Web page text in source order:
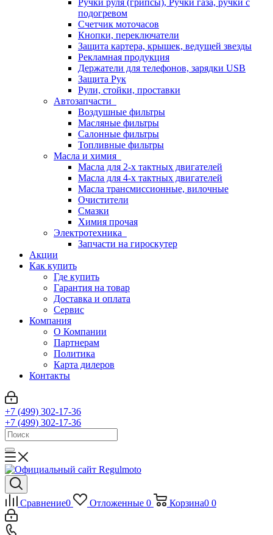
Ручки руля (грипсы), Ручки газа, ручки с
подогревом
Счетчик моточасов
Кнопки, переключатели
Защита картера, крышек, ведущей звезды
Рекламная продукция
Держатели для телефонов, зарядки USB
Защита Рук
Рули, стойки, проставки
Автозапчасти
Воздушные фильтры
Масляные фильтры
Салонные фильтры
Топливные фильтры
Масла и химия
Масла для 2-х тактных двигателей
Масла для 4-х тактных двигателей
Масла трансмиссионные, вилочные
Очистители
Смазки
Химия прочая
Электротехника
Запчасти на гироскутер
Акции
Как купить
Где купить
Гарантия на товар
Доставка и оплата
Сервис
Компания
О Компании
Партнерам
Политика
Карта дилеров
Контакты
+7 (499) 302-17-36
+7 (499) 302-17-36
Сравнение0 Отложенные 0 Корзина0 0